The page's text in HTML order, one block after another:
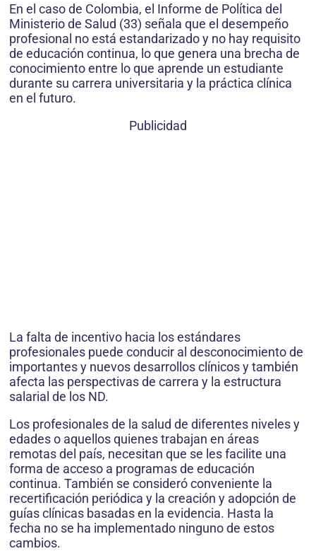
En el caso de Colombia, el Informe de Política del
Ministerio de Salud (33) señala que el desempeño
profesional no está estandarizado y no hay requisito
de educación continua, lo que genera una brecha de
conocimiento entre lo que aprende un estudiante
durante su carrera universitaria y la práctica clínica
en el futuro.
Publicidad
La falta de incentivo hacia los estándares
profesionales puede conducir al desconocimiento de
importantes y nuevos desarrollos clínicos y también
afecta las perspectivas de carrera y la estructura
salarial de los ND.
Los profesionales de la salud de diferentes niveles y
edades o aquellos quienes trabajan en áreas
remotas del país, necesitan que se les facilite una
forma de acceso a programas de educación
continua. También se consideró conveniente la
recertificación periódica y la creación y adopción de
guías clínicas basadas en la evidencia. Hasta la
fecha no se ha implementado ninguno de estos
cambios.